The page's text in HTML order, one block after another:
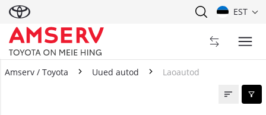
EST
Amserv / Toyota Uued autod Laoautod